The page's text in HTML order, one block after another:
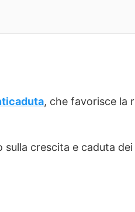
, che favorisce la
sulla crescita e caduta dei